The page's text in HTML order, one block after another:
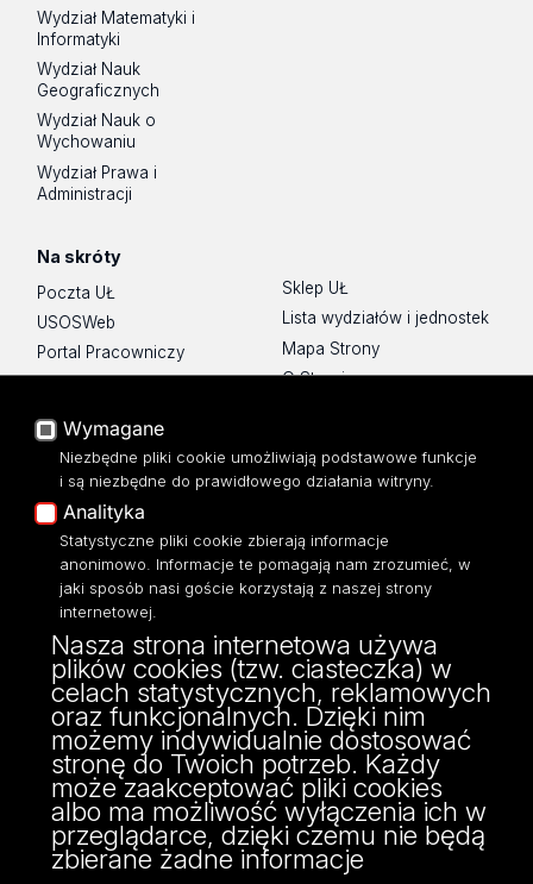
Wydział Matematyki i
Informatyki
Wydział Nauk
Geograficznych
Wydział Nauk o
Wychowaniu
Wydział Prawa i
Administracji
Na skróty
Poczta UŁ
USOSWeb
Portal Pracowniczy
Baza Aktów Własnych
Moodle
Eksperci UŁ
Polityka Prywatności
Dostępność
Sklep UŁ
Lista wydziałów i jednostek
Mapa Strony
O Stronie
ul. Narutowicza 68, 90-136 Łódź
NIP: 724 000 32 43
Adres do doręczeń elektronicznych (ADE):
AE:PL-74796-17640-IHHIV-17
KONTAKT
Wymagane
Niezbędne pliki cookie umożliwiają podstawowe funkcje
i są niezbędne do prawidłowego działania witryny.
Analityka
Statystyczne pliki cookie zbierają informacje
anonimowo. Informacje te pomagają nam zrozumieć, w
jaki sposób nasi goście korzystają z naszej strony
internetowej.
Nasza strona internetowa używa
plików cookies (tzw. ciasteczka) w
celach statystycznych, reklamowych
oraz funkcjonalnych. Dzięki nim
możemy indywidualnie dostosować
stronę do Twoich potrzeb. Każdy
może zaakceptować pliki cookies
albo ma możliwość wyłączenia ich w
przeglądarce, dzięki czemu nie będą
zbierane żadne informacje